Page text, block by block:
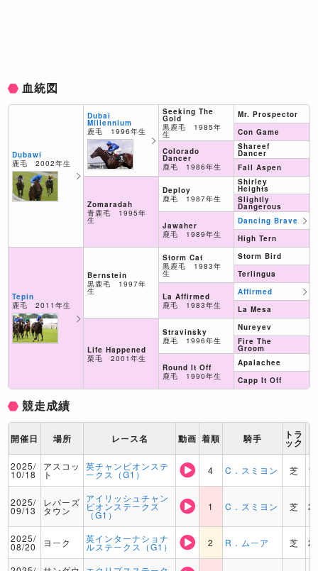
血統図
Dubawi
鹿毛 2002年生
Tepin
鹿毛 2011年生
Dubai
Millennium
鹿毛 1996年生
Zomaradah
青鹿毛 1995年
生
Bernstein
黒鹿毛 1997年
生
Life Happened
栗毛 2001年生
Seeking The
Gold
黒鹿毛 1985年
生
Colorado
Dancer
鹿毛 1986年生
Deploy
鹿毛 1987年生
Jawaher
鹿毛 1989年生
Storm Cat
黒鹿毛 1983年
生
La Affirmed
鹿毛 1983年生
Stravinsky
鹿毛 1996年生
Round It Off
鹿毛 1990年生
Mr. Prospector
Con Game
Shareef
Dancer
Fall Aspen
Shirley
Heights
Slightly
Dangerous
Dancing Brave
High Tern
Storm Bird
Terlingua
Affirmed
La Mesa
Nureyev
Fire The
Groom
Apalachee
Capp It Off
競走成績
開催日 場所 レース名 動画 着順 騎手 トラ
ック
2025/
10/18
アスコッ
ト
英チャンピオンステ
ークス（G1） 4 C．スミヨン 芝
2025/
09/13
レパーズ
タウン
アイリッシュチャン
ピオンステークス
（G1）
1 C．スミヨン 芝
2025/
08/20 ヨーク 英インターナショナ
ルステークス（G1） 2 R．ムーア 芝